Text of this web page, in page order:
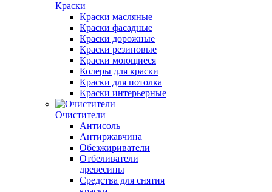
Краски
Краски масляные
Краски фасадные
Краски дорожные
Краски резиновые
Краски моющиеся
Колеры для краски
Краски для потолка
Краски интерьерные
Очистители
Антисоль
Антиржавчина
Обезжириватели
Отбеливатели
древесины
Средства для снятия